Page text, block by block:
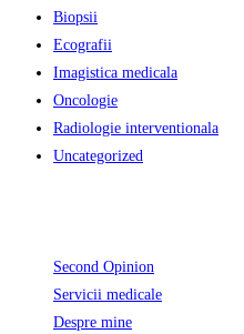
Biopsii
Ecografii
Imagistica medicala
Oncologie
Radiologie interventionala
Uncategorized
Second Opinion
Servicii medicale
Despre mine